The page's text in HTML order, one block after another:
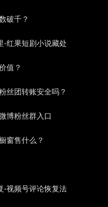
破千？
-红果短剧小说藏处
值？
丝团转账安全吗？
博粉丝群入口
窗售什么？
-视频号评论恢复法